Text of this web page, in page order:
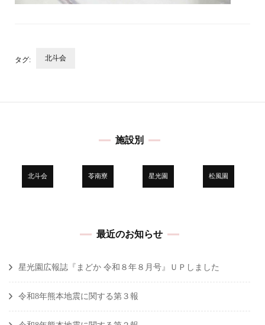
タグ: 北斗会
ー
シ
施設別
北斗会 苓南寮 星光園 松風園
最近のお知らせ
星光園広報誌『まどか 令和８年８月号』ＵＰしました
令和8年熊本地震に関する第３報